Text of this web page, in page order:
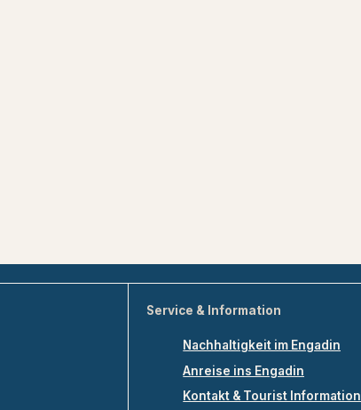
Service & Information
Nachhaltigkeit im Engadin
Anreise ins Engadin
Kontakt & Tourist Information